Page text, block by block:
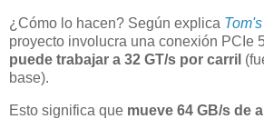
¿Cómo lo hacen? Según explica
proyecto involucra una conexión PCIe
puede trabajar a 32 GT/s por carril
base).
Esto significa que mueve 64 GB/s de